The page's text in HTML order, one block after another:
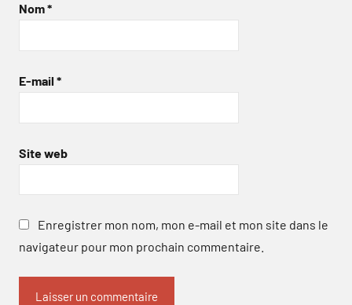
Nom*
E-mail *
Site web
Enregistrer mon nom, mon e-mail et mon site dans le
navigateur pour mon prochain commentaire.